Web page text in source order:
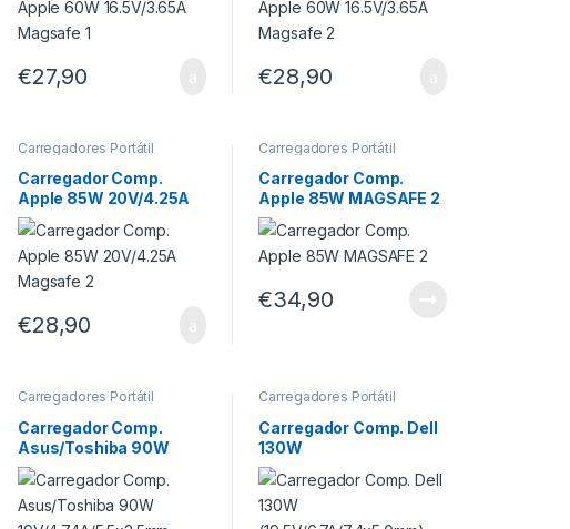
€27,90 €28,90
Carregadores Portátil
Carregador Comp.
Apple 85W 20V/4.25A
Magsafe 2
€28,90
Carregadores Portátil
Carregador Comp.
Apple 85W MAGSAFE 2
€34,90
Carregadores Portátil
Carregador Comp.
Asus/Toshiba 90W
19V/4.74A/5.5×2.5mm
Carregadores Portátil
Carregador Comp. Dell
130W
(19.5V/6.7A/7.4×5.0mm)